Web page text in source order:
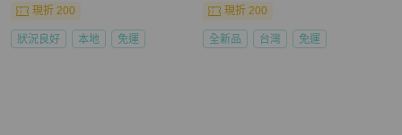
現折 200
狀況良好 本地 免運
現折 200
全新品 台灣 免運